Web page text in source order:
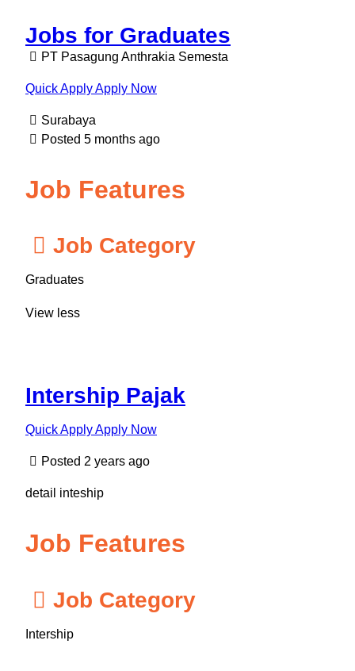
s
Jobs for Graduates
PT Pasagung Anthrakia Semesta
Quick ApplyApply Now
Surabaya
Posted 5 months ago
Job Features
Job Category
Graduates
View less
Intership Pajak
Quick ApplyApply Now
Posted 2 years ago
detail inteship
Job Features
Job Category
Intership